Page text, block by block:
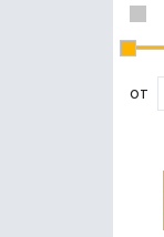
от